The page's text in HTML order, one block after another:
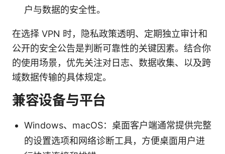
户与数据的安全性。
在选择 VPN 时，隐私政策透明、定期独立审计和
公开的安全公告是判断可靠性的关键因素。结合你
的使用场景，优先关注对日志、数据收集、以及跨
域数据传输的具体规定。
兼容设备与平台
Windows、macOS：桌面客户端通常提供完整
的设置选项和网络诊断工具，方便桌面用户进